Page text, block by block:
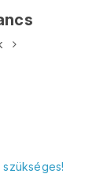
szükséges!